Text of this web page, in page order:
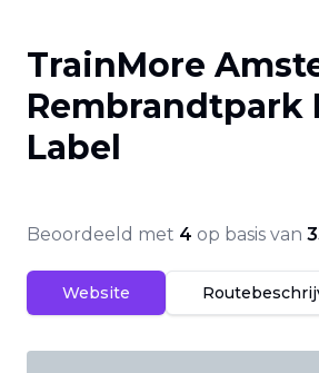
TrainMore
Rembrandtpark
Label
Beoordeeld met 4 op basis van
Website